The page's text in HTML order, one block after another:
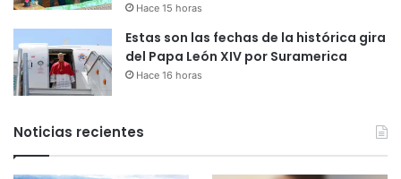
Hace 15 horas
Estas son las fechas de la histórica gira
del Papa León XIV por Suramerica
Hace 16 horas
Noticias recientes